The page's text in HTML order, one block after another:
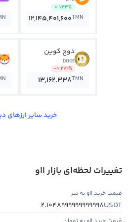
0.743%
12,145,401,600TMN
دوج کوین
DOGE
-0.272%
13,162.338TMN
خرید سایر ارزهای
تغییرات لحظه‌ای بازار ااو
قیمت خرید ااو به تتر
USDT
2.1048999999999998